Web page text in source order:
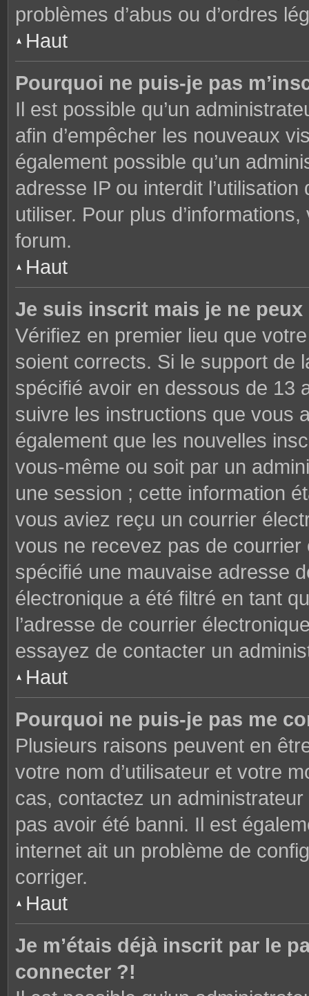
problèmes d’abus ou d’ordres
Haut
Pourquoi ne puis-je pas
Il est possible qu’un
afin d’empêcher les nouveaux
également possible qu’un
adresse IP ou interdit
utiliser. Pour plus
forum.
Haut
Je suis inscrit mais je ne
Vérifiez en premier lieu que
soient corrects. Si le support de
spécifié avoir en dessous de 13
suivre les instructions que vous
également que les nouvelles
vous-même ou soit par un
une session ; cette information
vous aviez reçu un courrier
vous ne recevez pas de
spécifié une mauvaise adresse
électronique a été filtré en tant
l’adresse de courrier
essayez de contacter un
Haut
Pourquoi ne puis-je pas me
Plusieurs raisons peuvent en
votre nom d’utilisateur et votre
cas, contactez un
pas avoir été banni. Il est
internet ait un problème de
corriger.
Haut
Je m’étais déjà inscrit par le
connecter ?!